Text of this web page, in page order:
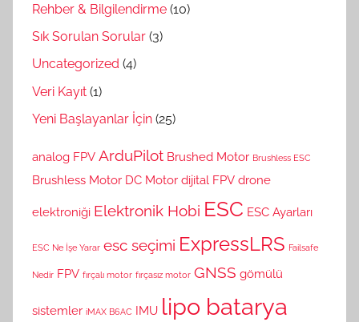
Rehber & Bilgilendirme (10)
Sık Sorulan Sorular (3)
Uncategorized (4)
Veri Kayıt (1)
Yeni Başlayanlar İçin (25)
analog FPV ArduPilot Brushed Motor Brushless ESC
Brushless Motor DC Motor dijital FPV drone
elektroniği Elektronik Hobi ESC ESC Ayarları
ESC Ne İşe Yarar esc seçimi ExpressLRS Failsafe
Nedir FPV fırçalı motor fırçasız motor GNSS gömülü
sistemler iMAX B6AC IMU lipo batarya